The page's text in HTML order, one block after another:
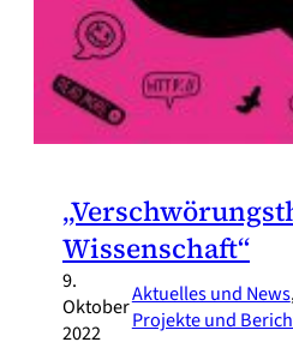
Wissenschaft“
9.
Oktober
2022
Aktuelles und News
Projekte und